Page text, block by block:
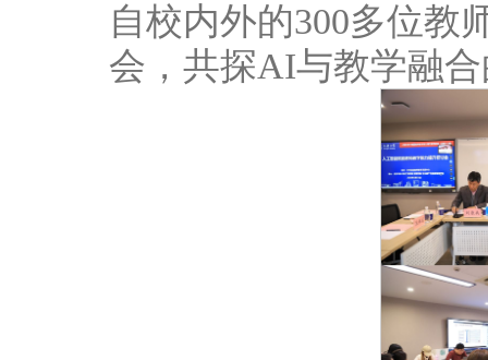
自校内外的300多位教
会，共探AI与教学融